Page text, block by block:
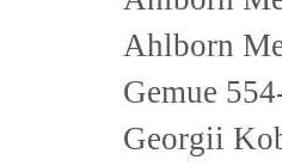
Ahlborn
Gemue
Georgii